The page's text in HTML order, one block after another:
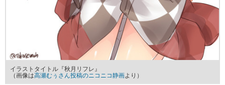
イラストタイトル『秋月リフレ』
（画像は高瀬むぅさん投稿のニコニコ静画より）